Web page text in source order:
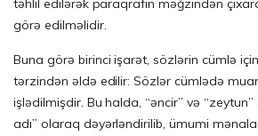
təhlil edilərək paraqrafın məğzindən
görə edilməlidir.
Buna görə birinci işarət, sözlərin cümlə
tərzindən əldə edilir: Sözlər cümlədə
işlədilmişdir. Bu halda, “əncir” və “zeytun”
adı” olaraq dəyərləndirilib, ümumi